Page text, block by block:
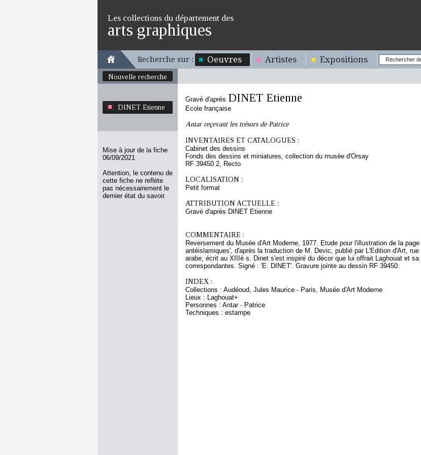
Les collections du département des
arts graphiques
Recherche sur : Oeuvres Artistes Expositions
Nouvelle recherche
DINET Etienne
Mise à jour de la fiche
06/09/2021
Attention, le contenu de
cette fiche ne reflète
pas nécessairement le
dernier état du savoir.
Gravé d'après DINET Etienne
Ecole française
Antar reçevant les trésors de Patrice
INVENTAIRES ET CATALOGUES :
Cabinet des dessins
Fonds des dessins et miniatures, collection du musée d'Orsay
RF 39450.2, Recto
LOCALISATION :
Petit format
ATTRIBUTION ACTUELLE :
Gravé d'après DINET Etienne
COMMENTAIRE :
Reversement du Musée d'Art Moderne, 1977. Etude pour l'illustration de la
antéislamiques', d'après la traduction de M. Devic, publié par L'Edition d'Art,
arabe, écrit au XIIIè s. Dinet s'est inspiré du décor que lui offrait Laghouat et
correspondantes. Signé : 'E. DINET'. Gravure jointe au dessin RF 39450.
INDEX :
Collections : Audéoud, Jules Maurice - Paris, Musée d'Art Moderne
Lieux : Laghouat+
Personnes : Antar - Patrice
Techniques : estampe